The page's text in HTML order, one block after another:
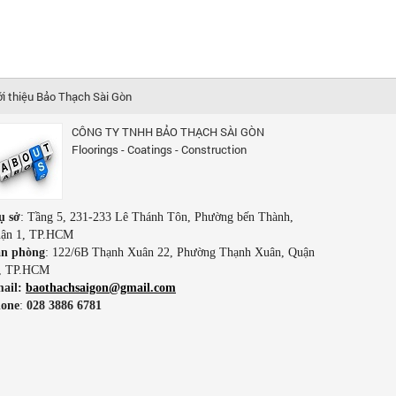
thiệu Bảo Thạch Sài Gòn
CÔNG TY TNHH BẢO THẠCH SÀI GÒN
Floorings - Coatings - Construction
sở: Tầng 5, 231-233 Lê Thánh Tôn, Phường bến Thành,
1, TP.HCM
phòng: 122/6B Thạnh Xuân 22, Phường Thạnh Xuân, Quận
TP.HCM
baothachsaigon@gmail.com
: 028 3886 6781